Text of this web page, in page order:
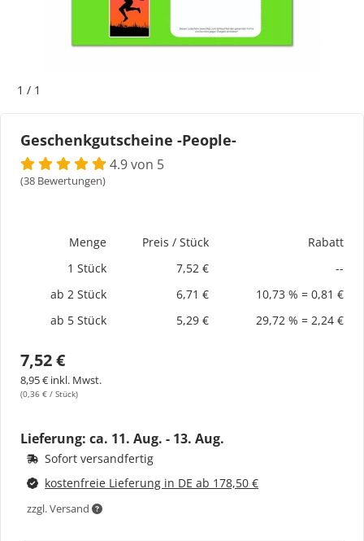
1 / 1
Geschenkgutscheine -People-
4.9 von 5
(38 Bewertungen)
Menge Preis / Stück
Rabatt
1 Stück
7,52 €
--
ab 2 Stück
6,71 €
10,73 % = 0,81 €
ab 5 Stück
5,29 € 29,72 % = 2,24 €
7,52 €
8,95 € inkl. Mwst.
(0,36 € / Stück)
Lieferung: ca. 11. Aug. - 13. Aug.
Sofort versandfertig
kostenfreie Lieferung in DE ab 178,50 €
zzgl. Versand
Etikettenspender
Etiketten auf Rolle
Thermotransferetiketten